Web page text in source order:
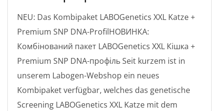
NEU: Das Kombipaket LABOGenetics XXL Katze +
Premium SNP DNA-ProfilНОВИНКА:
Комбінований пакет LABOGenetics XXL Кішка +
Premium SNP DNA-профіль Seit kurzem ist in
unserem Labogen-Webshop ein neues
Kombipaket verfügbar, welches das genetische
Screening LABOGenetics XXL Katze mit dem